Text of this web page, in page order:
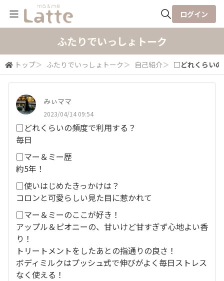
検索
ログイン
ふたりでいっしょトーク
トップ＞ ふたりでいっしょトーク ＞ 自己紹介＞ □どれくらい
みぃママ
2023/04/14 09:54
□どれくらいの頻度で利用する？
毎日
□マー＆ミー歴
約5年！
□使いはじめたきっかけは？
コロンと可愛らしい見た目に惹かれて
□マー＆ミーのここが好き！
アップル＆ピオニーの、甘いけど甘すぎず心地よい香
り！
トリートメントをしたあとの指通りの良さ！
ボディミルクはプッシュ式で伸びがよく毎日ストレス
なく使える！